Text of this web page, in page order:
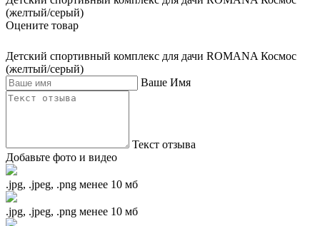
(желтый/серый)
Оцените товар
Детский спортивный комплекс для дачи ROMANA Космос
(желтый/серый)
Ваше Имя
Текст отзыва
Добавьте фото и видео
.jpg, .jpeg, .png менее 10 мб
.jpg, .jpeg, .png менее 10 мб